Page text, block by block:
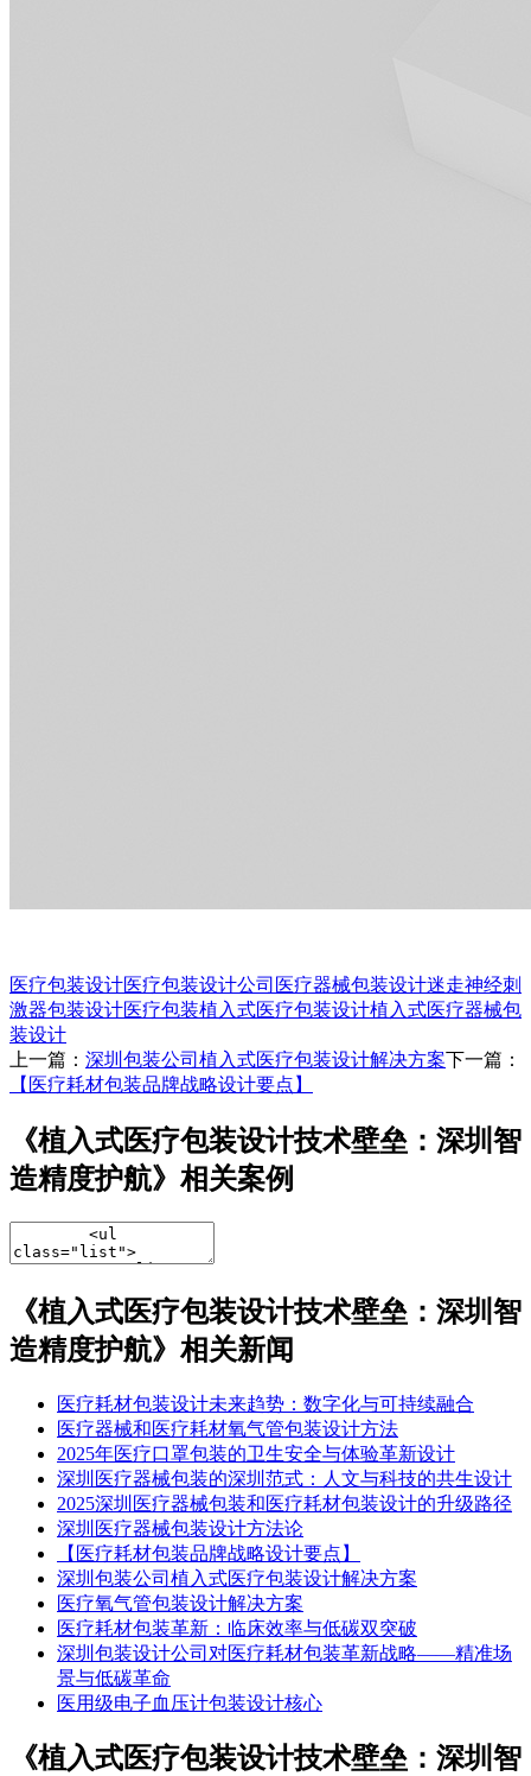
医疗包装设计医疗包装设计公司 医疗器械包装设计迷走神经刺
激器包装设计医疗包装植入式医疗包装设计植入式医疗器械包
装设计
上一篇： 深圳包装公司植入式医疗包装设计解决方案下一篇：
【医疗耗材包装品牌战略设计要点】​
《植入式医疗包装设计技术壁垒：深圳智
造精度护航》相关案例
《植入式医疗包装设计技术壁垒：深圳智
造精度护航》相关新闻
医疗耗材包装设计未来趋势：数字化与可持续融合​
医疗器械和医疗耗材氧气管包装设计方法
2025年医疗口罩包装的卫生安全与体验革新设计
深圳医疗器械包装的深圳范式：人文与科技的共生设计​
​2025深圳医疗器械包装和医疗耗材包装设计的升级路径
​​深圳医疗器械包装设计方法论​
​【医疗耗材包装品牌战略设计要点】​
深圳包装公司植入式医疗包装设计解决方案
​医疗氧气管包装设计解决方案
医疗耗材包装革新：临床效率与低碳双突破
深圳包装设计公司对医疗耗材包装革新战略——精准场
景与低碳革命
医用级电子血压计包装设计核心
《植入式医疗包装设计技术壁垒：深圳智